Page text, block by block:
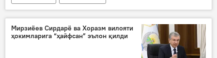
Ўзбекистонда аҳолини COVID-19га қарши эмлаш
Мирзиёев Сирдарё ва Хоразм вилояти
ҳокимларига “ҳайфсан” эълон қилди